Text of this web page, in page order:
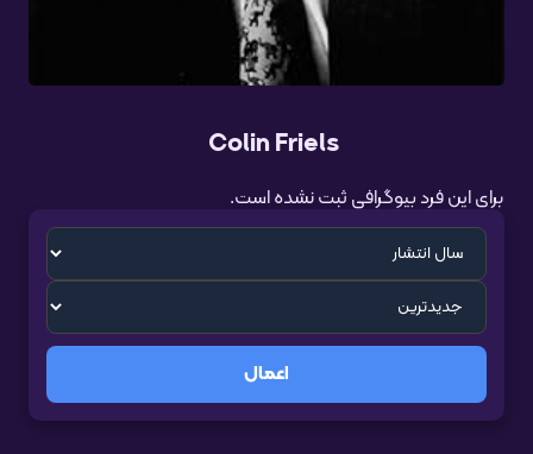
Colin Friels
برای این فرد بیوگرافی ثبت نشده است.
اعمال